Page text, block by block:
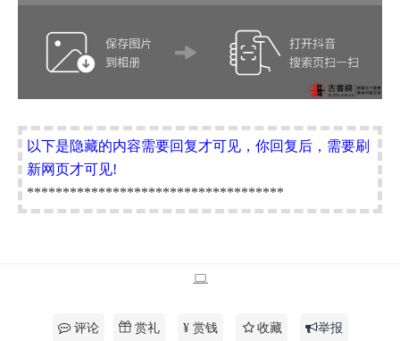
以下是隐藏的内容需要回复才可见，你回复后，需要刷
新网页才可见!
************************************
评论 赏礼 ¥ 赏钱 收藏 举报